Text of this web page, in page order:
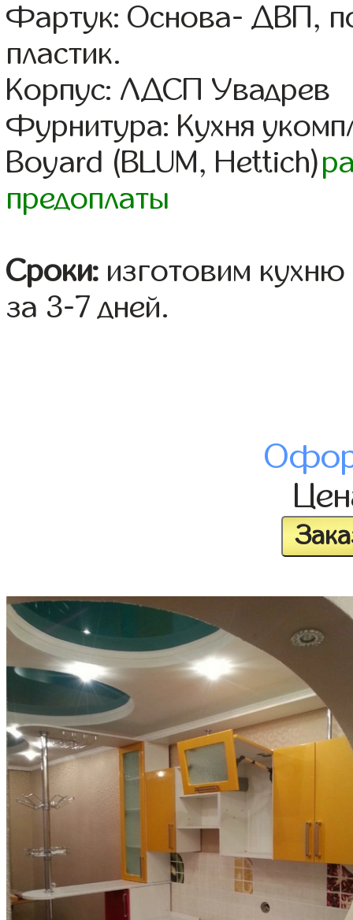
Фартук: Основа- ДВП,
пластик.
Корпус: ЛДСП Увадрев
Фурнитура: Кухня
Boyard (BLUM, Hettich)
предоплаты
Сроки: изготовим
за 3-7 дней.